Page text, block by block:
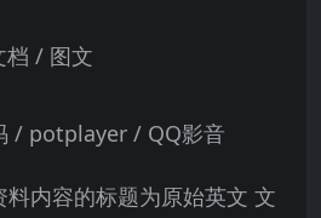
档 / 图文
/ potplayer / QQ影音
内容的标题为原始英文 文